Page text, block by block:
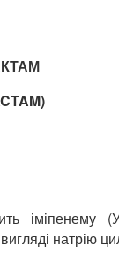
)
іміпенему
натрію